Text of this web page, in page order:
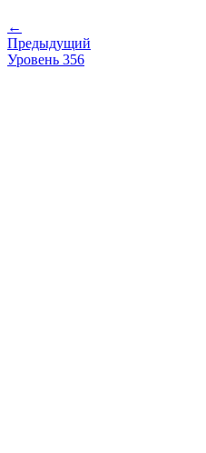
←
Предыдущий
Уровень 356